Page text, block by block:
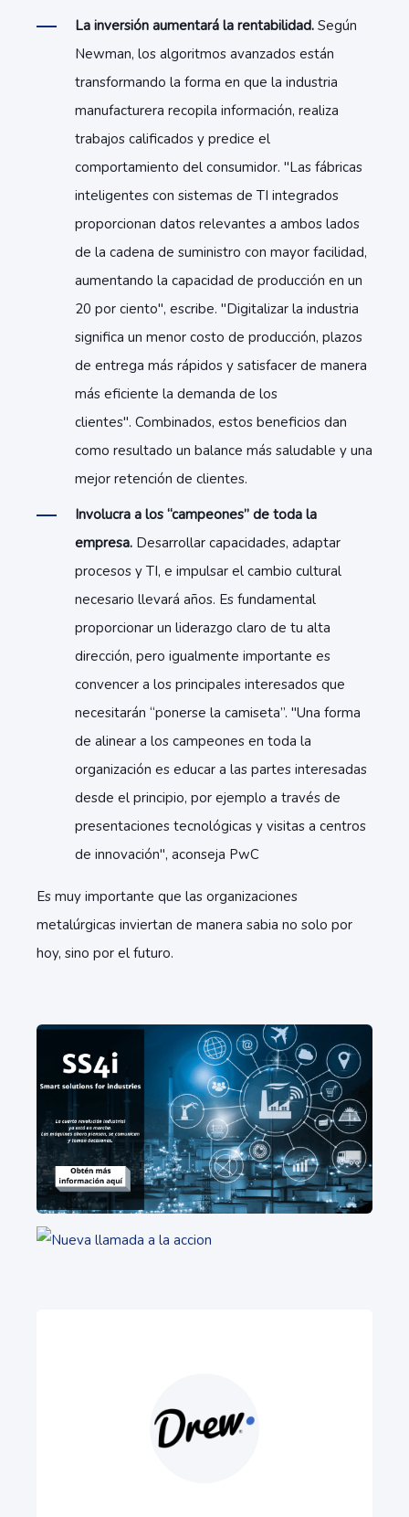
La inversión aumentará la rentabilidad. Según
Newman, los algoritmos avanzados están
transformando la forma en que la industria
manufacturera recopila información, realiza
trabajos calificados y predice el
comportamiento del consumidor. "Las fábricas
inteligentes con sistemas de TI integrados
proporcionan datos relevantes a ambos lados
de la cadena de suministro con mayor facilidad,
aumentando la capacidad de producción en un
20 por ciento", escribe. "Digitalizar la industria
significa un menor costo de producción, plazos
de entrega más rápidos y satisfacer de manera
más eficiente la demanda de los
clientes". Combinados, estos beneficios dan
como resultado un balance más saludable y una
mejor retención de clientes.
Involucra a los “campeones” de toda la
empresa. Desarrollar capacidades, adaptar
procesos y TI, e impulsar el cambio cultural
necesario llevará años. Es fundamental
proporcionar un liderazgo claro de tu alta
dirección, pero igualmente importante es
convencer a los principales interesados ​​que
necesitarán “ponerse la camiseta”. "Una forma
de alinear a los campeones en toda la
organización es educar a las partes interesadas
desde el principio, por ejemplo a través de
presentaciones tecnológicas y visitas a centros
de innovación", aconseja PwC
Es muy importante que las organizaciones
metalúrgicas inviertan de manera sabia no solo por
hoy, sino por el futuro.